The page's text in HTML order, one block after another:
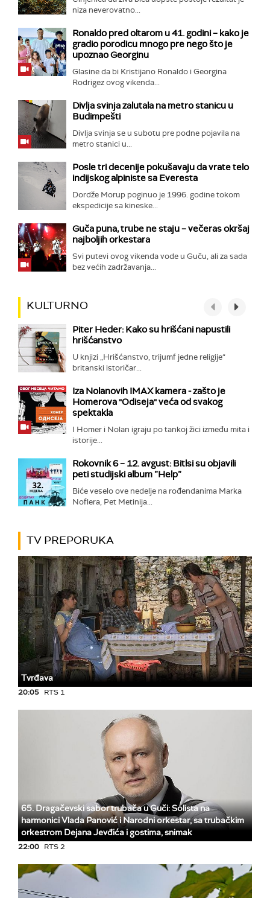
niza neverovatno...
Ronaldo pred oltarom u 41. godini – kako je
gradio porodicu mnogo pre nego što je
upoznao Georginu
Glasine da bi Kristijano Ronaldo i Georgina
Rodrigez ovog vikenda...
Divlja svinja zalutala na metro stanicu u
Budimpešti
Divlja svinja se u subotu pre podne pojavila na
metro stanici u...
Posle tri decenije pokušavaju da vrate telo
indijskog alpiniste sa Everesta
Dordže Morup poginuo je 1996. godine tokom
ekspedicije sa kineske...
Guča puna, trube ne staju – večeras okršaj
najboljih orkestara
Svi putevi ovog vikenda vode u Guču, ali za sada
bez većih zadržavanja...
KULTURNO
Piter Heder: Kako su hrišćani napustili
hrišćanstvo
U knjizi „Hrišćanstvo, trijumf jedne religije“
britanski istoričar...
Iza Nolanovih IMAX kamera - zašto je
Homerova "Odiseja" veća od svakog
spektakla
I Homer i Nolan igraju po tankoj žici između mita i
istorije...
Rokovnik 6 – 12. avgust: Bitlsi su objavili
peti studijski album ”Help”
Biće veselo ove nedelje na rođendanima Marka
Noflera, Pet Metinija...
TV PREPORUKA
Tvrđava
20:05 RTS 1
65. Dragačevski sabor trubača u Guči: Solista na
harmonici Vlada Panović i Narodni orkestar, sa trubačkim
orkestrom Dejana Jevđića i gostima, snimak
22:00 RTS 2